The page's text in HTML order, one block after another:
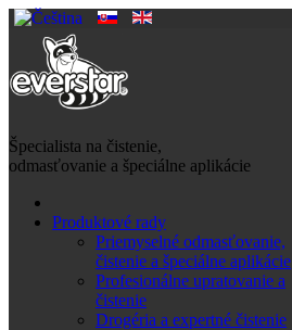
Špecialista na čistenie,
odmasťovanie a špeciálne aplikácie
Produktové rady
Priemyselné odmasťovanie,
čistenie a špeciálne aplikácie
Profesionálne upratovanie a
čistenie
Drogéria a expertné čistenie